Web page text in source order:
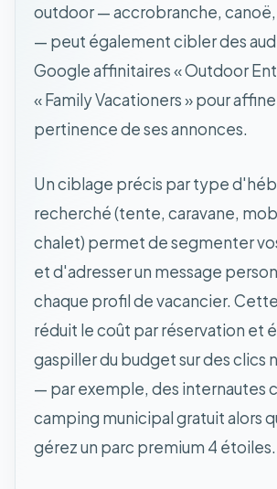
outdoor — accrobranche,
— peut également cibler des
Google affinitaires « Outdoor
« Family Vacationers » pour
pertinence de ses annonces.
Un ciblage précis par type
recherché (tente, caravane,
chalet) permet de segmenter
et d'adresser un message
chaque profil de vacancier.
réduit le coût par réservation et
gaspiller du budget sur des clics
— par exemple, des internautes
camping municipal gratuit alors
gérez un parc premium 4 étoiles.